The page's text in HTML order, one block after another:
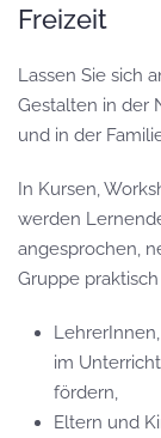
Freizeit
Lassen Sie sich
Gestalten in der
und in der
In Kursen,
werden
angesprochen,
Gruppe
im
fördern,
Eltern und